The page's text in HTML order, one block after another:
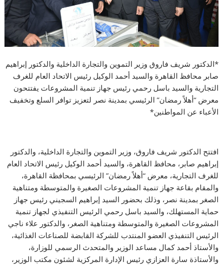
*الدكتور شريف فاروق وزير التموين والتجارة الداخلية والدكتور إبراهيم
صابر محافظ القاهرة والسيد أحمد الوكيل رئيس الاتحاد العام للغرف
التجارية والسيد باسل رحمي رئيس جهاز تنمية المشروعات يفتتحون
معرض “أهلاً رمضان” الرئيسي بمدينة نصر لتعزيز توافر السلع وتخفيف
الأعباء عن المواطنين*
افتتح الدكتور شريف فاروق، وزير التموين والتجارة الداخلية، والدكتور
إبراهيم صابر، محافظ القاهرة، والسيد أحمد الوكيل رئيس الاتحاد العام
للغرف التجارية، معرض “أهلاً رمضان” الرئيسي بمحافظة القاهرة،
والمقام بقاعة جهاز تنمية المشروعات الصغيرة والمتوسطة ومتناهية
الصغر بمدينة نصر، وذلك بحضور السيد إبراهيم السجيني رئيس جهاز
حماية المستهلك، والسيد باسل رحمي الرئيس التنفيذي لجهاز تنمية
المشروعات الصغيرة والمتوسطة ومتناهية الصغر، والدكتور علاء ناجي
الرئيس التنفيذي العضو المنتدب للشركة القابضة للصناعات الغذائية،
والأستاذ أحمد كمال مساعد الوزير والمتحدث الرسمي للوزارة،
والأستاذة سارة العزازي رئيس الإدارة المركزية لشئون مكتب الوزير،